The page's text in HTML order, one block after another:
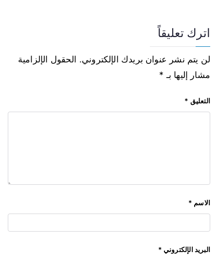
اترك تعليقاً
لن يتم نشر عنوان بريدك الإلكتروني. الحقول الإلزامية
مشار إليها بـ *
التعليق *
الاسم *
البريد الإلكتروني *